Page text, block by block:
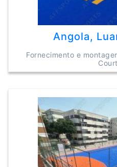
Angola,
Fornecimento e